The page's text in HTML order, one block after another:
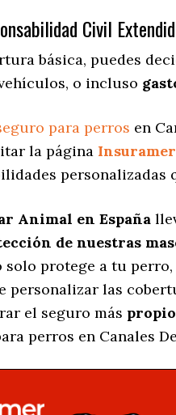
Civil
básica, puedes
o incluso
para perros en
la página Insuramer
personalizadas
Animal en España
de nuestras
solo protege a tu
personalizar las
el seguro más propio
perros en Canales